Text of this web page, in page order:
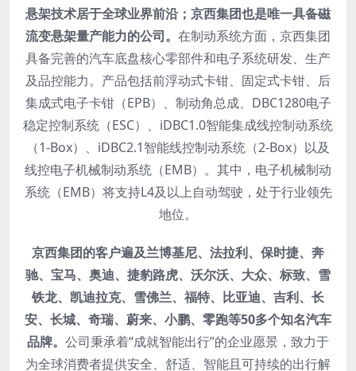
悬架技术居于全球业界前沿；京西集团也是唯一具备磁
流变悬架量产能力的公司。 在制动系统方面，京西集团
具备完善的汽车底盘核心零部件和电子系统研发、生产
及品控能力。产品包括前浮动式卡钳、固定式卡钳、后
集成式电子卡钳（EPB）、制动角总成、DBC1280电子
稳定控制系统（ESC）、iDBC1.0智能集成线控制动系统
（1-Box）、iDBC2.1智能线控制动系统（2-Box）以及
线控电子机械制动系统（EMB）。其中，电子机械制动
系统（EMB）将支持L4及以上自动驾驶，处于行业领先
地位。
京西集团的客户遍及兰博基尼、法拉利、保时捷、奔
驰、宝马、奥迪、捷豹路虎、沃尔沃、大众、标致、雪
铁龙、凯迪拉克、雪佛兰、福特、比亚迪、吉利、长
安、长城、奇瑞、蔚来、小鹏、零跑等50多个知名汽车
品牌。 公司秉承着“成就智能出行”的企业愿景，致力于
为全球消费者提供安全、舒适、智能且可持续的出行解